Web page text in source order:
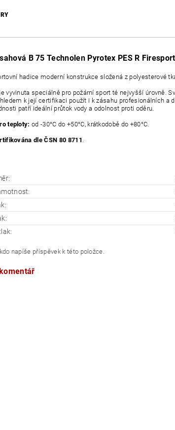
B 75 Technolen Pyrotex PES R
hadice moderní konstrukce složená z polyesterové
vyvinuta speciálně pro požární sport té nejvyšší úrovně.
k její certifikaci použít i k zásahu profesionálních a
patří ideální průtok vody a odolnost proti oděru.
teploty: od -30°C do +50°C, krátkodobě do +80°C.
dle ČSN 80 8711 .
napíše příspěvek k této položce.